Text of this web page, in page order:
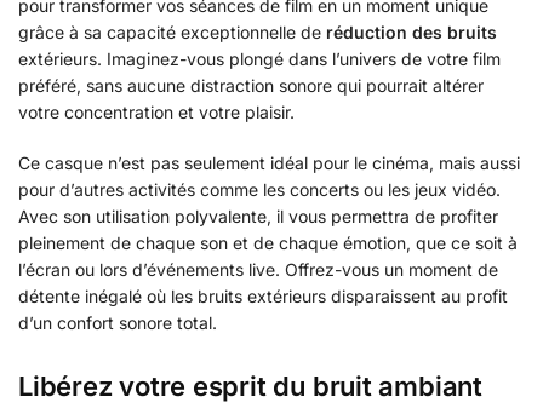
pour transformer vos séances de film en un moment unique
grâce à sa capacité exceptionnelle de réduction des bruits
extérieurs. Imaginez-vous plongé dans l’univers de votre film
préféré, sans aucune distraction sonore qui pourrait altérer
votre concentration et votre plaisir.
Ce casque n’est pas seulement idéal pour le cinéma, mais aussi
pour d’autres activités comme les concerts ou les jeux vidéo.
Avec son utilisation polyvalente, il vous permettra de profiter
pleinement de chaque son et de chaque émotion, que ce soit à
l’écran ou lors d’événements live. Offrez-vous un moment de
détente inégalé où les bruits extérieurs disparaissent au profit
d’un confort sonore total.
Libérez votre esprit du bruit ambiant